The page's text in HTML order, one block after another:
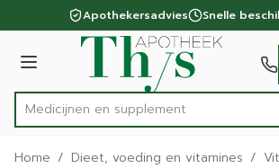
Ga naar de inhoudApothekersadvies Snelle
Menu
Product, merk, categorie...
Medi
Home / Dieet, voeding en vitamines /